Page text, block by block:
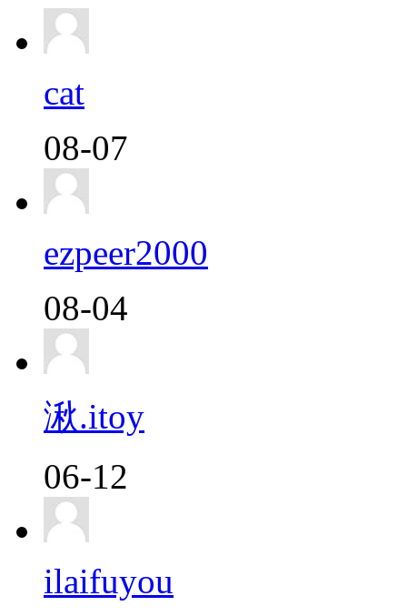
cat
08-07
ezpeer2000
08-04
湫.itoy
06-12
ilaifuyou